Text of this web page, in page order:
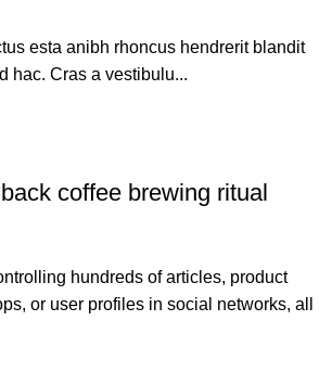
esta anibh rhoncus hendrerit blandit
hac. Cras a vestibulu...
coffee brewing ritual
hundreds of articles, product
or user profiles in social networks, all